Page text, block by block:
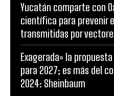
Yucatán comparte con
científica para prevenir
transmitidas por
Exagerada» la
para 2027; es más del
2024: Sheinbaum